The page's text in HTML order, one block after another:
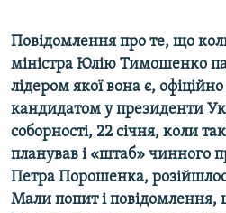
ДОЛУЧАЙСЯ!
Усі сайти RFE/RL
Повідомлення про те, що
міністра Юлію Тимошенко
лідером якої вона є,
кандидатом у президенти
соборності, 22 січня, коли
планував і «штаб» чинного
Петра Порошенка,
Мали попит і повідомлення,